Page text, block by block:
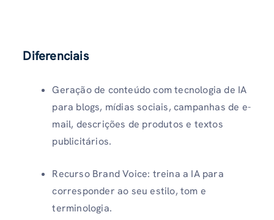
Diferenciais
Geração de conteúdo com tecnologia de IA
para blogs, mídias sociais, campanhas de e-
mail, descrições de produtos e textos
publicitários.
Recurso Brand Voice: treina a IA para
corresponder ao seu estilo, tom e
terminologia.